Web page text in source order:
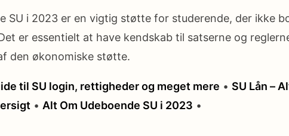
SU i 2023 er en vigtig støtte for studerende, der ikke
er essentielt at have kendskab til satserne og
den økonomiske støtte.
til SU login, rettigheder og meget mere • SU Lån –
• Alt Om Udeboende SU i 2023 •